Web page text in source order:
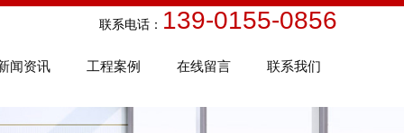
： 139-0155-0856
闻资讯 工程案例 在线留言 联系我们